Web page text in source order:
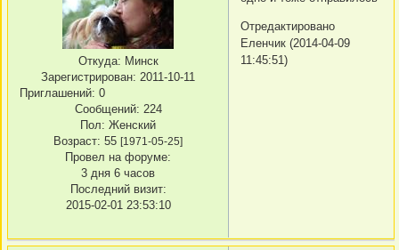
Откуда: Минск
Зарегистрирован: 2011-10-11
Приглашений: 0
Сообщений: 224
Пол: Женский
Возраст: 55 [1971-05-25]
Провел на форуме:
3 дня 6 часов
Последний визит:
2015-02-01 23:53:10
Отредактировано
Еленчик (2014-04-09
11:45:51)